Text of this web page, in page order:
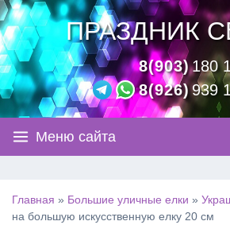
ПРАЗДНИК
8(903)180
8(926)939
Меню сайта
Главная » Большие уличные елки »
на большую искусственную елку 20 см